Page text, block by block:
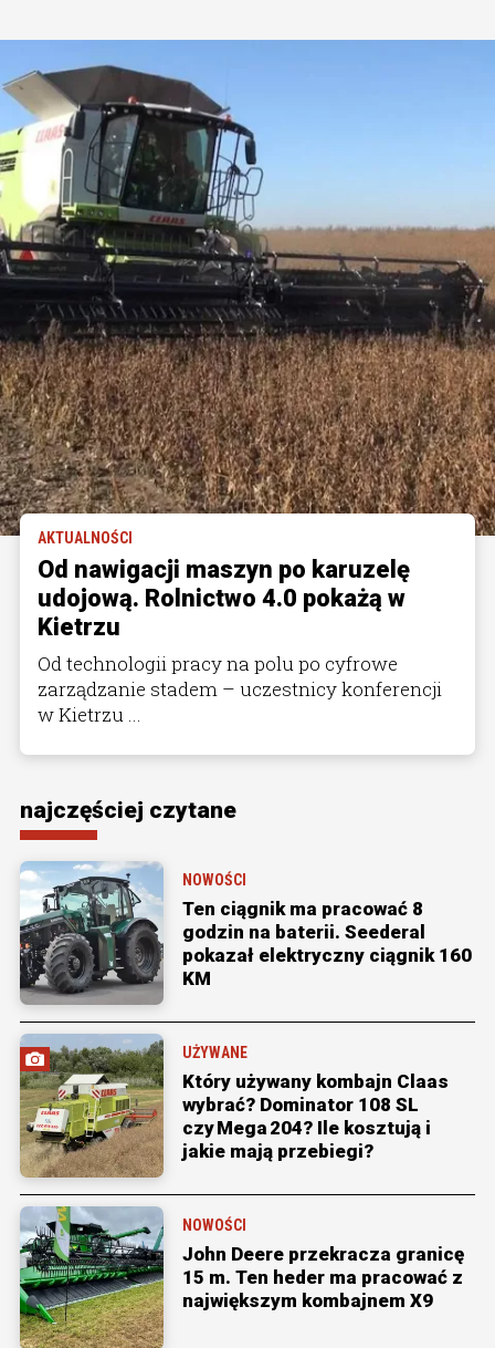
AKTUALNOŚCI
Od nawigacji maszyn po karuzelę
udojową. Rolnictwo 4.0 pokażą w
Kietrzu
Od technologii pracy na polu po cyfrowe
zarządzanie stadem – uczestnicy konferencji
w Kietrzu ...
najczęściej czytane
NOWOŚCI
Ten ciągnik ma pracować 8
godzin na baterii. Seederal
pokazał elektryczny ciągnik 160
KM
UŻYWANE
Który używany kombajn Claas
wybrać? Dominator 108 SL
czy Mega 204? Ile kosztują i
jakie mają przebiegi?
NOWOŚCI
John Deere przekracza granicę
15 m. Ten heder ma pracować z
największym kombajnem X9